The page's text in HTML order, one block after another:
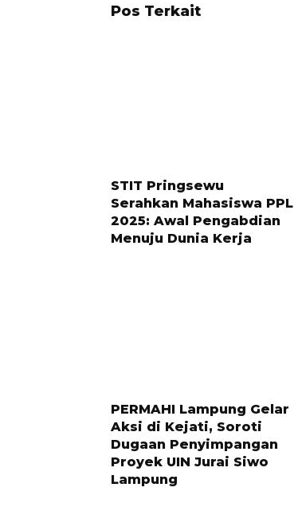
Pos Terkait
STIT Pringsewu
Serahkan Mahasiswa PPL
2025: Awal Pengabdian
Menuju Dunia Kerja
PERMAHI Lampung Gelar
Aksi di Kejati, Soroti
Dugaan Penyimpangan
Proyek UIN Jurai Siwo
Lampung